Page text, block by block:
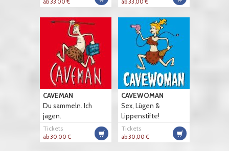
CAVEMAN
Du sammeln. Ich
jagen.
Tickets
ab 30,00 €
CAVEWOMAN
Sex, Lügen &
Lippenstifte!
Tickets
ab 30,00 €